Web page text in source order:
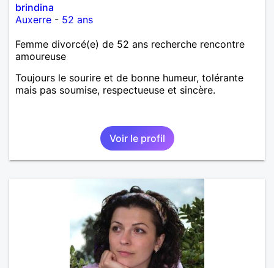
brindina
Auxerre - 52 ans
Femme divorcé(e) de 52 ans recherche rencontre
amoureuse
Toujours le sourire et de bonne humeur, tolérante
mais pas soumise, respectueuse et sincère.
Voir le profil